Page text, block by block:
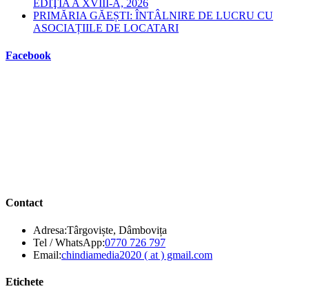
EDIŢIA A XVIII-A, 2026
PRIMĂRIA GĂEȘTI: ÎNTÂLNIRE DE LUCRU CU
ASOCIAȚIILE DE LOCATARI
Facebook
Contact
Adresa:Târgoviște, Dâmbovița
Tel / WhatsApp:0770 726 797Opens
in
Email:chindiamedia2020 ( at ) gmail.comOpens
Etichete